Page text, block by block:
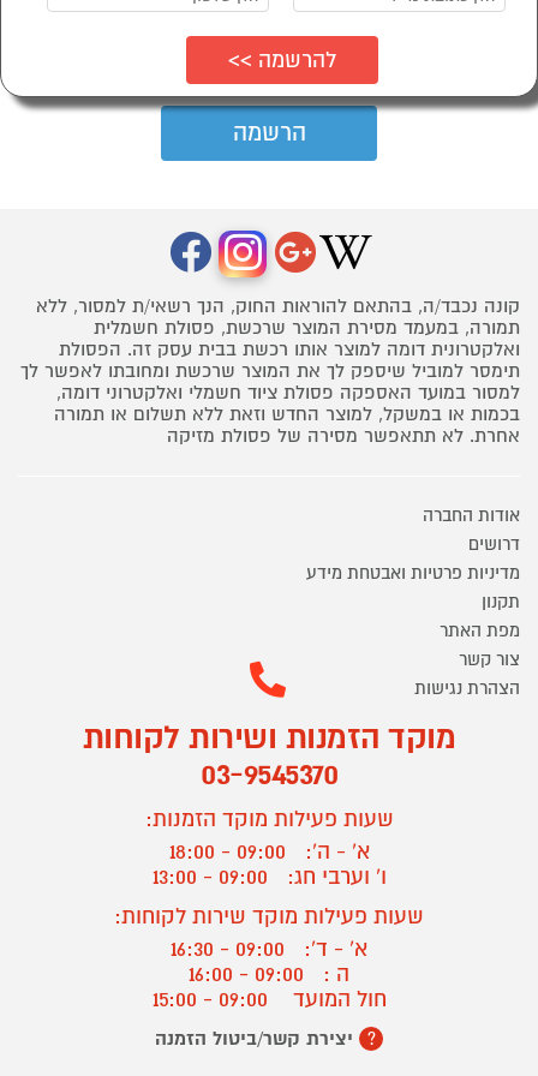
קונה נכבד/ה, בהתאם להוראות החוק, הנך רשאי/ת למסור, ללא
תמורה, במעמד מסירת המוצר שרכשת, פסולת חשמלית
ואלקטרונית דומה למוצר אותו רכשת בבית עסק זה. הפסולת
תימסר למוביל שיספק לך את המוצר שרכשת ומחובתו לאפשר לך
למסור במועד האספקה פסולת ציוד חשמלי ואלקטרוני דומה,
בכמות או במשקל, למוצר החדש וזאת ללא תשלום או תמורה
אחרת. לא תתאפשר מסירה של פסולת מזיקה
אודות החברה
דרושים
מדיניות פרטיות ואבטחת מידע
תקנון
מפת האתר
צור קשר
הצהרת נגישות
מוקד הזמנות ושירות לקוחות
03-9545370
שעות פעילות מוקד הזמנות:
א' - ה':
09:00 - 18:00
ו' וערבי חג:
09:00 - 13:00
שעות פעילות מוקד שירות לקוחות:
א' - ד':
09:00 - 16:30
ה :
09:00 - 16:00
חול המועד
? יצירת קשר/ביטול הזמנה